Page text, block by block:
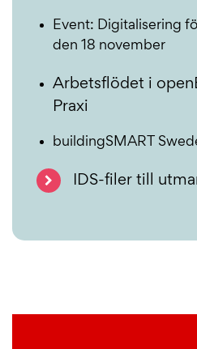
Event: Digitalisering
den 18 november
Arbetsflödet i
Praxi
buildingSMART
IDS-filer till